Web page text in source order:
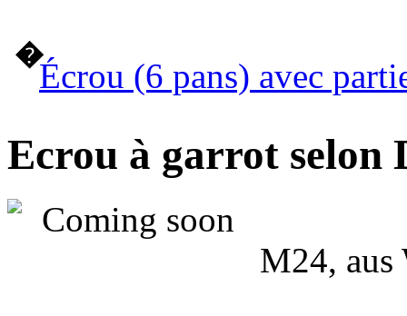
�
Écrou (6 pans) avec
Ecrou à garrot selon
M24,